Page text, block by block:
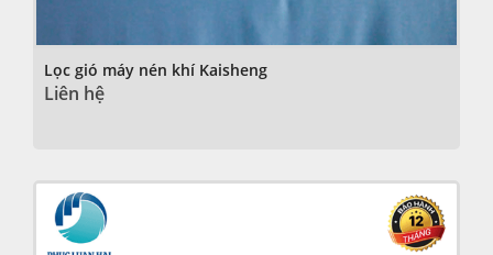
Lọc gió máy nén khí Kaisheng
Liên hệ